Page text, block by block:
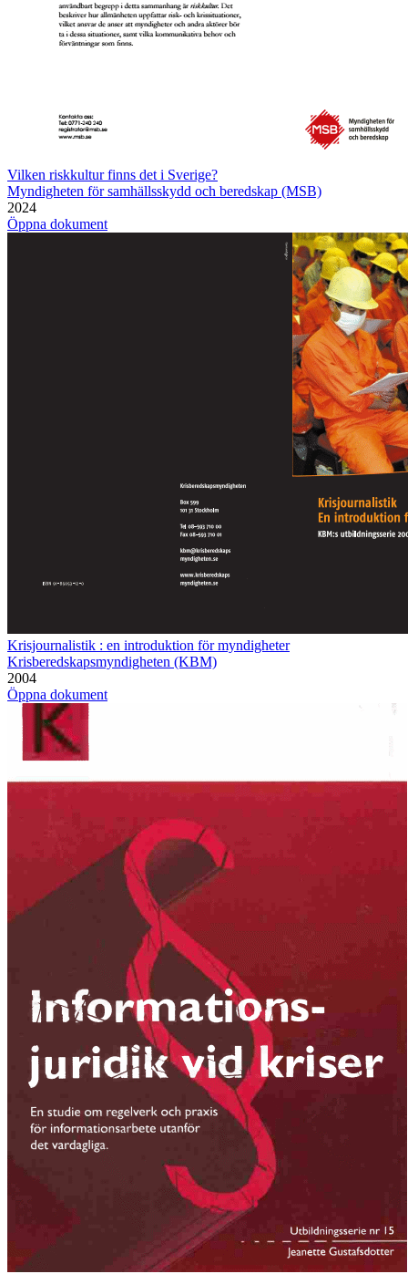
Vilken riskkultur finns det i Sverige?
Myndigheten för samhällsskydd och beredskap (MSB)
2024
Öppna dokument
Krisjournalistik : en introduktion för myndigheter
Krisberedskapsmyndigheten (KBM)
2004
Öppna dokument